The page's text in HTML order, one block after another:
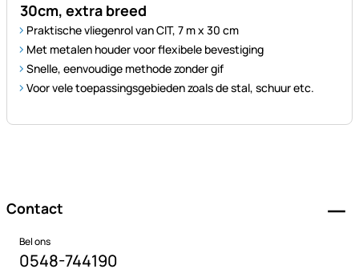
30cm, extra breed
Praktische vliegenrol van CIT, 7 m x 30 cm
Met metalen houder voor flexibele bevestiging
Snelle, eenvoudige methode zonder gif
Voor vele toepassingsgebieden zoals de stal, schuur etc.
Contact
Bel ons
0548-744190